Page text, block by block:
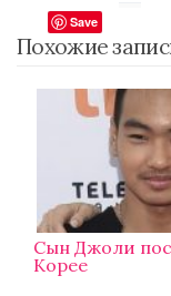
Похожие
Сын Джоли
Корее
Save